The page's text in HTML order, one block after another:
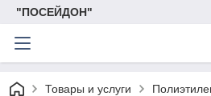
"ПОСЕЙДОН"
Товары и услуги